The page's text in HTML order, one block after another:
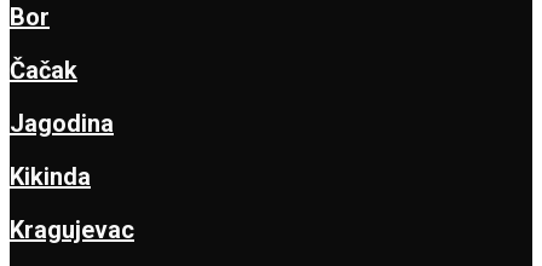
Bor
Čačak
Jagodina
Kikinda
Kragujevac